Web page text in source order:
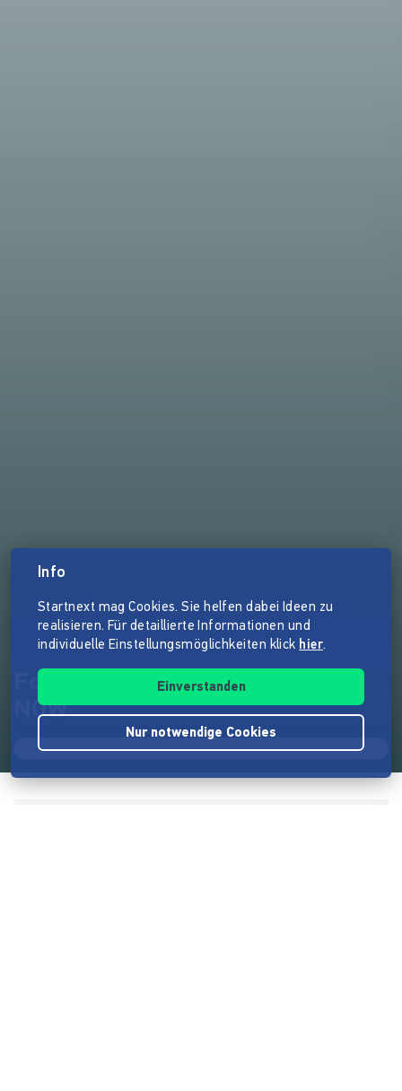
FotoDoks Katalog "PAST IS
NOW"
Info
Startnext mag Cookies. Sie helfen dabei Ideen zu
realisieren. Für detaillierte Informationen und
individuelle Einstellungsmöglichkeiten klick hier.
Einverstanden
Nur notwendige Cookies